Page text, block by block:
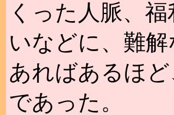
くった人脈、
いなどに、難
あればあるほ
であった。